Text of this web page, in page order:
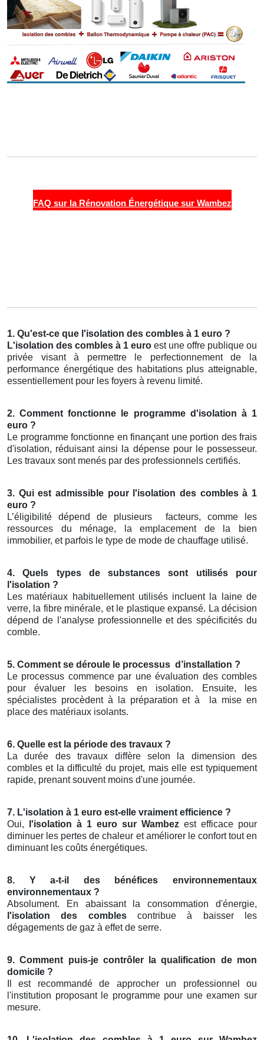
FAQ sur la Rénovation Énergétique sur Wambez
1. Qu'est-ce que l'isolation des combles à 1 euro ?
L'isolation des combles à 1 euro est une offre publique ou
privée visant à permettre le perfectionnement de la
performance énergétique des habitations plus atteignable,
essentiellement pour les foyers à revenu limité.
2. Comment fonctionne le programme d'isolation à 1
euro ?
Le programme fonctionne en finançant une portion des frais
d'isolation, réduisant ainsi la dépense pour le possesseur.
Les travaux sont menés par des professionnels certifiés.
3. Qui est admissible pour l'isolation des combles à 1
euro ?
L’éligibilité dépend de plusieurs
facteurs, comme les
ressources du ménage, la emplacement de la bien
immobilier, et parfois le type de mode de chauffage utilisé.
4. Quels types de substances sont utilisés pour
l'isolation ?
Les matériaux habituellement utilisés incluent la laine de
verre, la fibre minérale, et le plastique expansé. La décision
dépend de l'analyse professionnelle et des spécificités du
comble.
5. Comment se déroule le processus d’installation ?
Le processus commence par une évaluation des combles
pour évaluer les besoins en isolation. Ensuite, les
spécialistes procèdent à la préparation et à
la mise en
place des matériaux isolants.
6. Quelle est la période des travaux ?
La durée des travaux diffère selon la dimension des
combles et la difficulté du projet, mais elle est typiquement
rapide, prenant souvent moins d'une journée.
7. L'isolation à 1 euro est-elle vraiment efficience ?
Oui,
l'isolation à 1 euro sur Wambez est efficace pour
diminuer les pertes de chaleur et améliorer le confort tout en
diminuant les coûts énergétiques.
8. Y a-t-il des bénéfices environnementaux
environnementaux ?
Absolument. En abaissant la consommation d'énergie,
l'isolation des comblescontribue à baisser les
dégagements de gaz à effet de serre.
9. Comment puis-je contrôler la qualification de mon
domicile ?
Il est recommandé de approcher un professionnel ou
l'institution proposant le programme pour une examen sur
mesure.